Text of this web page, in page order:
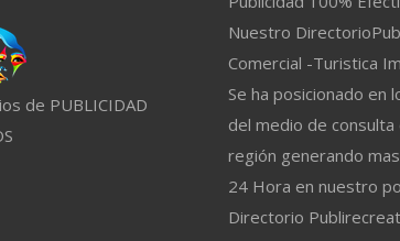
de PUBLICIDAD
Nuestro
Comercial -Turistica
Se ha posicionado en
del medio de
región generando
24 Hora en nuestro
Directorio